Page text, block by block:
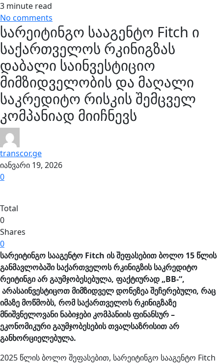
3 minute read
No comments
სარეიტინგო სააგენტო Fitch ი
საქართველოს რკინიგზას
დაბალი საინვესტიციო
მიმზიდველობის და მაღალი
საკრედიტო რისკის შემცველ
კომპანიად მიიჩნევს
transcor.ge
იანვარი 19, 2026
0
Total
0
Shares
0
სარეიტინგო სააგენტო Fitch ის შეფასებით ბოლო 15 წლის
განმავლობაში საქართველოს რკინიგზის საკრედიტო
რეიტინგი არ გაუმჯობესებულა, ფაქტიურად „BB-“,
არასაინვესტიცოთ მიმზიდველ დონეზეა შეჩერებული, რაც
იმაზე მოწმობს, რომ საქართველოს რკინიგზაზე
მნიშვნელოვანი ნაბიჯები კომპანიის ფინანსურ –
ეკონომიკური გაუმჯობესების თვალსაზრისით არ
განხორციელებულა.
2025 წლის ბოლო შეფასებით, სარეიტინგო სააგენტო Fitch